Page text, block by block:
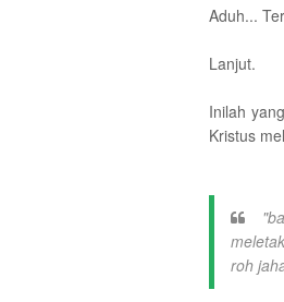
Aduh...
Lanjut.
Inilah
Kristus
roh